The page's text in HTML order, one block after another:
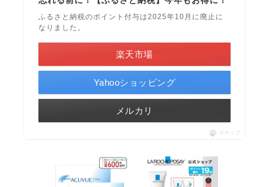
ふるさと納税のポイント付与は2025年10月に廃止に
なりました。
楽天市場
Yahooショッピング
メルカリ
ポチップ